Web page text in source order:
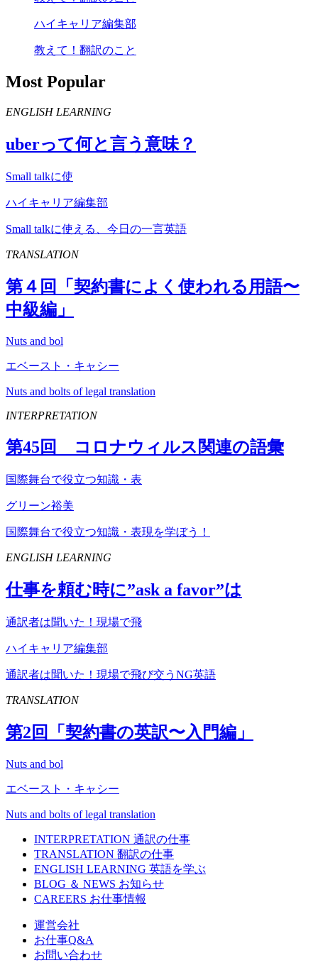
ハイキャリア編集部
教えて！翻訳のこと
Most Popular
ENGLISH LEARNING
uberって何と言う意味？
Small talkに使
ハイキャリア編集部
Small talkに使える、今日の一言英語
TRANSLATION
第４回「契約書によく使われる用語〜
中級編」
Nuts and bol
エベースト・キャシー
Nuts and bolts of legal translation
INTERPRETATION
第45回 コロナウィルス関連の語彙
国際舞台で役立つ知識・表
グリーン裕美
国際舞台で役立つ知識・表現を学ぼう！
ENGLISH LEARNING
仕事を頼む時に”ask a favor”は
通訳者は聞いた！現場で飛
ハイキャリア編集部
通訳者は聞いた！現場で飛び交うNG英語
TRANSLATION
第2回「契約書の英訳〜入門編」
Nuts and bol
エベースト・キャシー
Nuts and bolts of legal translation
INTERPRETATION 通訳の仕事
TRANSLATION 翻訳の仕事
ENGLISH LEARNING 英語を学ぶ
BLOG ＆ NEWS お知らせ
CAREERS お仕事情報
運営会社
お仕事Q&A
お問い合わせ